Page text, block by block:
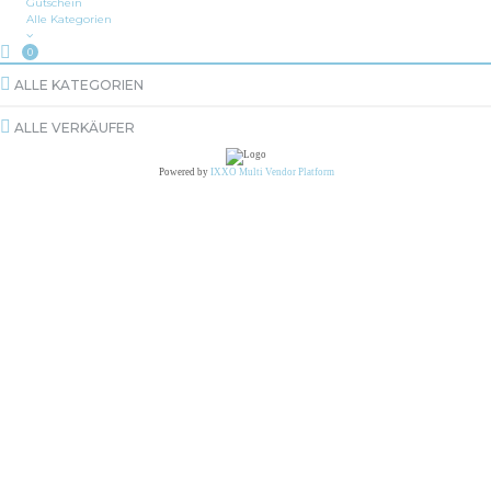
Gutschein
Alle Kategorien
0
ALLE KATEGORIEN
ALLE VERKÄUFER
Powered by IXXO Multi Vendor Platform